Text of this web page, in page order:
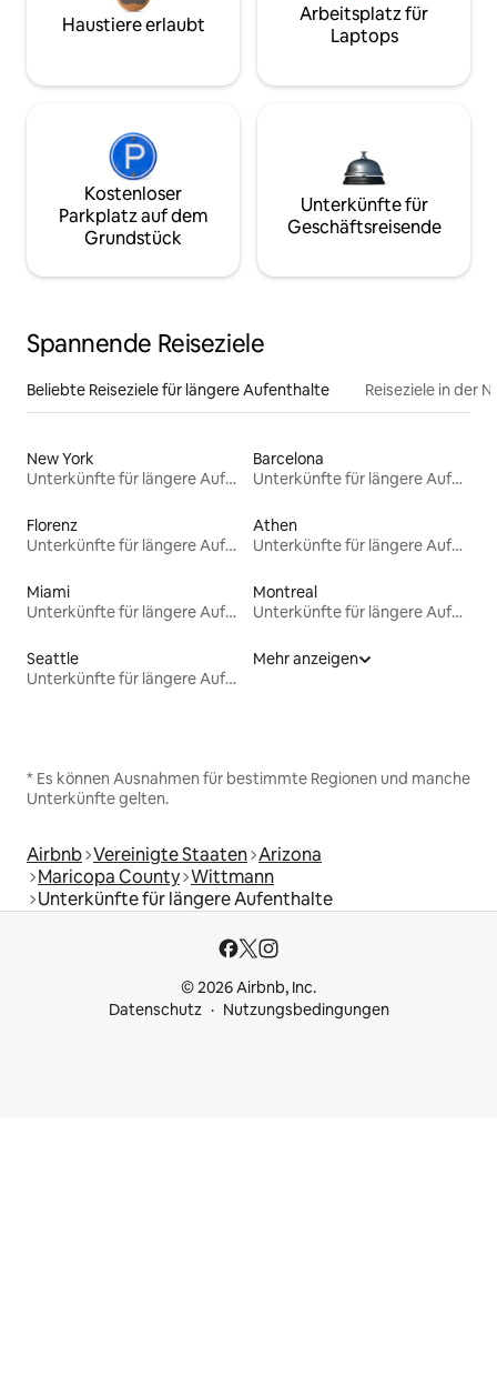
Haustiere erlaubt
Arbeitsplatz für
Laptops
Kostenloser
Parkplatz auf dem
Grundstück
Unterkünfte für
Geschäftsreisende
Spannende Reiseziele
Beliebte Reiseziele für längere Aufenthalte Reiseziele in der
New York
Unterkünfte für längere Aufenthalte
Barcelona
Unterkünfte für längere Aufenthalte
Florenz
Unterkünfte für längere Aufenthalte
Athen
Unterkünfte für längere Aufenthalte
Miami
Unterkünfte für längere Aufenthalte
Montreal
Unterkünfte für längere Aufenthalte
Seattle
Unterkünfte für längere Aufenthalte
Mehr anzeigen
* Es können Ausnahmen für bestimmte Regionen und manche
Unterkünfte gelten.
Airbnb Vereinigte Staaten Arizona
Maricopa County Wittmann
Unterkünfte für längere Aufenthalte
© 2026 Airbnb, Inc.
Datenschutz
Nutzungsbedingungen